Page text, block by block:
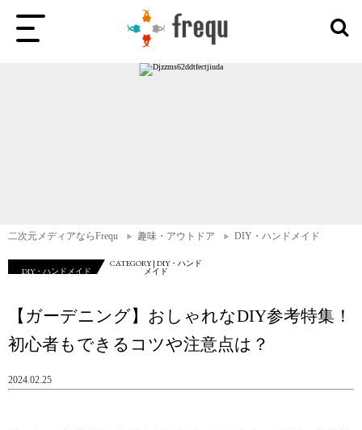
二次元メディアならFrequ 趣味・アウトドア DIY・ハンドメイド
DIY・ハンドメイド
CATEGORY | DIY・ハンド
メイド
【ガーデニング】おしゃれなDIY参考特集！
初心者もできるコツや注意点は？
2024.02.25